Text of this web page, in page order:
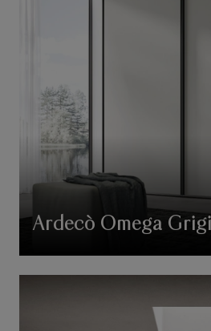
Ardecò Omega